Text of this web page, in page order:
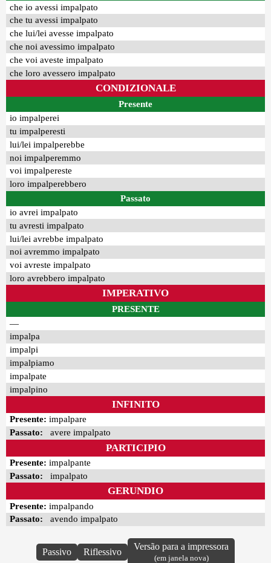
che io avessi impalpato
che tu avessi impalpato
che lui/lei avesse impalpato
che noi avessimo impalpato
che voi aveste impalpato
che loro avessero impalpato
CONDIZIONALE
Presente
io impalperei
tu impalperesti
lui/lei impalperebbe
noi impalperemmo
voi impalpereste
loro impalperebbero
Passato
io avrei impalpato
tu avresti impalpato
lui/lei avrebbe impalpato
noi avremmo impalpato
voi avreste impalpato
loro avrebbero impalpato
IMPERATIVO
PRESENTE
—
impalpa
impalpi
impalpiamo
impalpate
impalpino
INFINITO
Presente: impalpare
Passato: avere impalpato
PARTICIPIO
Presente: impalpante
Passato: impalpato
GERUNDIO
Presente: impalpando
Passato: avendo impalpato
Passivo Riflessivo
Versão para a impressora
(em janela nova)